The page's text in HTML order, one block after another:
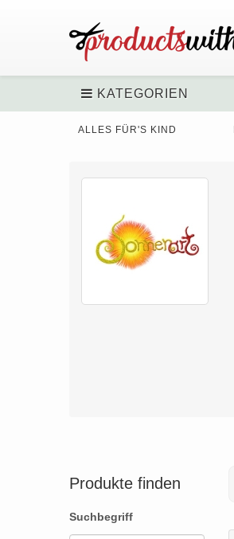
KATEGORIEN
ALLES FÜR'S KIND
Produkte finden
Suchbegriff